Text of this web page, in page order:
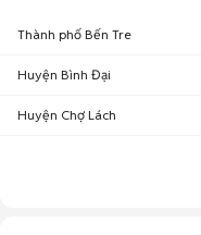
Thành phố Bến Tre
Huyện Bình Đại
Huyện Chợ Lách